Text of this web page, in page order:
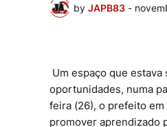
by JAPB83 -
Um espaço que
oportunidades, numa
feira (26), o prefeito
promover aprendizado